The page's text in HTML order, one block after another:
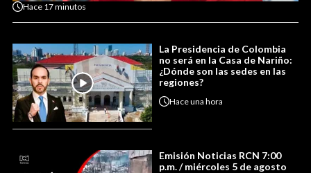
Hace 17 minutos
La Presidencia de Colombia
no será en la Casa de Nariño:
¿Dónde son las sedes en las
regiones?
Haceuna hora
Emisión Noticias RCN 7:00
p.m. / miércoles 5 de agosto